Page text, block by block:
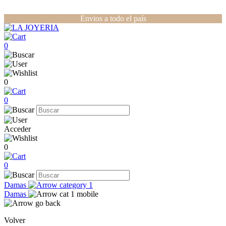
Envios a todo el país
0
0
0
Acceder
0
0
Damas
Damas
Volver